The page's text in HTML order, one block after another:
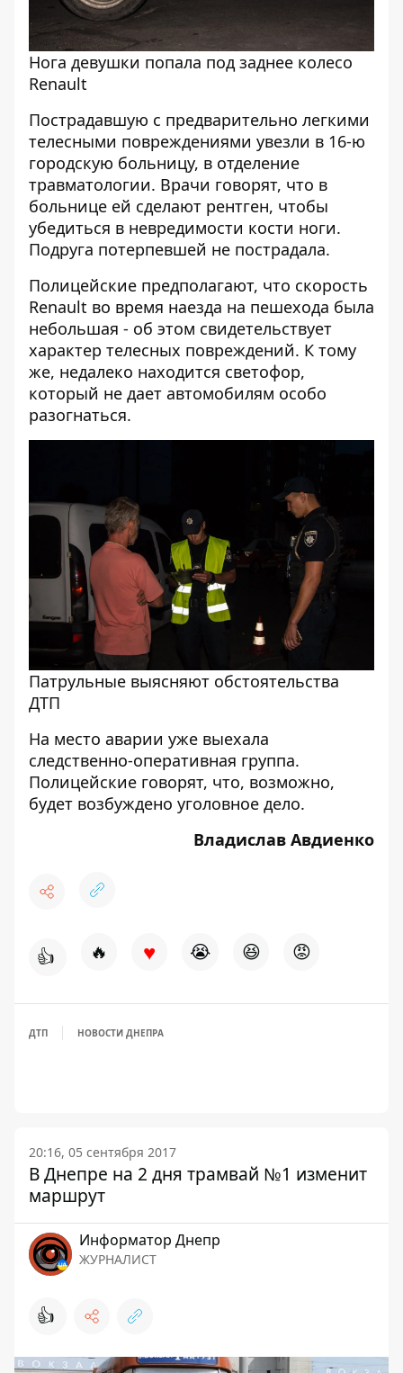
Нога девушки попала под заднее колесо
Renault
Пострадавшую с предварительно легкими
телесными повреждениями увезли в 16-ю
городскую больницу, в отделение
травматологии. Врачи говорят, что в
больнице ей сделают рентген, чтобы
убедиться в невредимости кости ноги.
Подруга потерпевшей не пострадала.
Полицейские предполагают, что скорость
Renault во время наезда на пешехода была
небольшая - об этом свидетельствует
характер телесных повреждений. К тому
же, недалеко находится светофор,
который не дает автомобилям особо
разогнаться.
Патрульные выясняют обстоятельства
ДТП
На место аварии уже выехала
следственно-оперативная группа.
Полицейские говорят, что, возможно,
будет возбуждено уголовное дело.
Владислав Авдиенко
👍 🔥 ♥ 😭 😆 😡
ДТП НОВОСТИ ДНЕПРА
20:16, 05 сентября 2017
В Днепре на 2 дня трамвай №1 изменит
маршрут
Информатор Днепр
ЖУРНАЛИСТ
👍